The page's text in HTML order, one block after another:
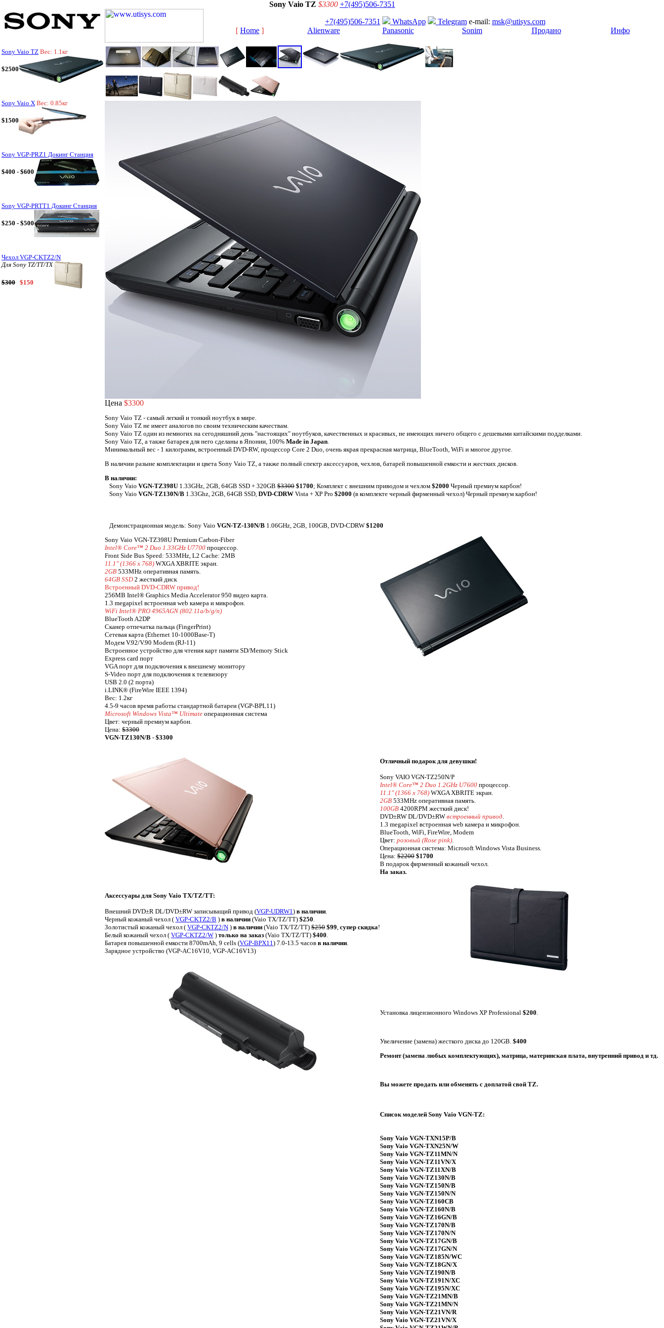
Sony Vaio TZ $3300 +7(495)506-7351
Sony Vaio TZ Вес: 1.1кг
$2500
Sony Vaio X Вес: 0.85кг
$1500
Sony VGP-PRZ1 Докинг Станция
$400 - $600
Sony VGP-PRTT1 Докинг Станция
$250 - $500
Чехол VGP-CKTZ2/N
Для Sony TZ/TT/TX
$300 $150
+7(495)506-7351 WhatsApp Telegrame-mail: msk@utisys.com
[ Home ] Alienware Panasonic Sonim Продано Инфо
Цена $3300
Sony Vaio TZ - самый легкий и тонкий ноутбук в мире.
Sony Vaio TZ не имеет аналогов по своим техническим качествам.
Sony Vaio TZ один из немногих на сегодняшний день "настоящих" ноутбуков, качественных и красивых, не имеющих ничего общего с дешевыми китайскими подделками.
Sony Vaio TZ, а также батарея для него сделаны в Японии, 100% Made in Japan.
Минимальный вес - 1 килограмм, встроенный DVD-RW, процессор Core 2 Duo, очень якрая прекрасная матрица, BlueTooth, WiFi и многое другое.
В наличии разыне комплектации и цвета Sony Vaio TZ, а также полный спектр аксессуаров, чехлов, батарей повышенной емкости и жестких дисков.
В наличии:
Sony Vaio VGN-TZ398U 1.33GHz, 2GB, 64GB SSD + 320GB $3300 $1700; Комплект с внешним приводом и чехлом $2000 Черный премиум карбон!
Sony Vaio VGN-TZ130N/B 1.33Ghz, 2GB, 64GB SSD, DVD-CDRW Vista + XP Pro $2000 (в комплекте черный фирменный чехол) Черный премиум карбон!
Демонстрационная модель: Sony Vaio VGN-TZ-130N/B 1.06GHz, 2GB, 100GB, DVD-CDRW $1200
Sony Vaio VGN-TZ398U Premium Carbon-Fiber
Intel® Core™ 2 Duo 1.33GHz U7700 процессор.
Front Side Bus Speed: 533MHz, L2 Cache: 2MB
11.1" (1366 x 768) WXGA XBRITE экран.
2GB 533MHz оперативная память.
64GB SSD2 жесткий диск
Встроенный DVD-CDRW привод!
256MB Intel® Graphics Media Accelerator 950 видео карта.
1.3 megapixel встроенная web камера и микрофон.
WiFi Intel® PRO 4965AGN (802.11a/b/g/n)
BlueTooth A2DP
Сканер отпечатка пальца (FingerPrint)
Сетевая карта (Ethernet 10-1000Base-T)
Модем V.92/V.90 Modem (RJ-11)
Встроенное устройство для чтения карт памяти SD/Memory Stick
Express card порт
VGA порт для подключения к внешнему монитору
S-Video порт для подключения к телевизору
USB 2.0 (2 порта)
i.LINK® (FireWire IEEE 1394)
Вес: 1.2кг
4.5-9 часов время работы стандартной батареи (VGP-BPL11)
Microsoft Windows Vista™ Ultimate операционная система
Цвет: черный премиум карбон.
Цена: $3300
VGN-TZ130N/B - $3300
Отличный подарок для девушки!
Sony VAIO VGN-TZ250N/P
Intel® Core™ 2 Duo 1.2GHz U7600 процессор.
11.1" (1366 x 768) WXGA XBRITE экран.
2GB 533MHz оперативная память.
100GB 4200RPM жесткий диск!
DVD±RW DL/DVD±RW встроенный привод.
1.3 megapixel встроенная web камера и микрофон.
BlueTooth, WiFi, FireWire, Modem
Цвет: розовый (Rose pink).
Операционная система: Microsoft Windows Vista Business.
Цена: $2200 $1700
В подарок фирменный кожаный чехол.
На заказ.
Аксессуары для Sony Vaio TX/TZ/TT:
Внешний DVD±R DL/DVD±RW записыващий привод (VGP-UDRW1) в наличии.
Черный кожаный чехол ( VGP-CKTZ2/B ) в наличии (Vaio TX/TZ/TT) $250.
Золотистый кожаный чехол ( VGP-CKTZ2/N ) в наличии (Vaio TX/TZ/TT) $250 $99, супер скидка!
Белый кожаный чехол ( VGP-CKTZ2/W ) только на заказ (Vaio TX/TZ/TT) $400.
Батарея повышенной емкости 8700mAh, 9 cells (VGP-BPX11) 7.0-13.5 часов в наличии.
Зарядное устройство (VGP-AC16V10, VGP-AC16V13)
Установка лицензионного Windows XP Professional $200.
Увеличение (замена) жесткого диска до 120GB. $400
Ремонт (замена любых комплектующих), матрица, материнская плата, внутренний привод и тд.
Вы можете продать или обменять с доплатой свой TZ.
Список моделей Sony Vaio VGN-TZ:
Sony Vaio VGN-TXN15P/B
Sony Vaio VGN-TXN25N/W
Sony Vaio VGN-TZ11MN/N
Sony Vaio VGN-TZ11VN/X
Sony Vaio VGN-TZ11XN/B
Sony Vaio VGN-TZ130N/B
Sony Vaio VGN-TZ150N/B
Sony Vaio VGN-TZ150N/N
Sony Vaio VGN-TZ160CB
Sony Vaio VGN-TZ160N/B
Sony Vaio VGN-TZ16GN/B
Sony Vaio VGN-TZ170N/B
Sony Vaio VGN-TZ170N/N
Sony Vaio VGN-TZ17GN/B
Sony Vaio VGN-TZ17GN/N
Sony Vaio VGN-TZ185N/WC
Sony Vaio VGN-TZ18GN/X
Sony Vaio VGN-TZ190N/B
Sony Vaio VGN-TZ191N/XC
Sony Vaio VGN-TZ195N/XC
Sony Vaio VGN-TZ21MN/B
Sony Vaio VGN-TZ21MN/N
Sony Vaio VGN-TZ21VN/R
Sony Vaio VGN-TZ21VN/X